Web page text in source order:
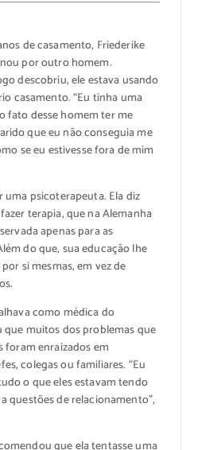
de casamento, Friederike
por outro homem.
descobriu, ele estava usando
casamento. “Eu tinha uma
fato desse homem ter me
que eu não conseguia me
se eu estivesse fora de mim
uma psicoterapeuta. Ela diz
terapia, que na Alemanha
apenas para as
do que, sua educação lhe
si mesmas, em vez de
como médica do
muitos dos problemas que
foram enraizados em
colegas ou familiares. “Eu
o que eles estavam tendo
questões de relacionamento”,